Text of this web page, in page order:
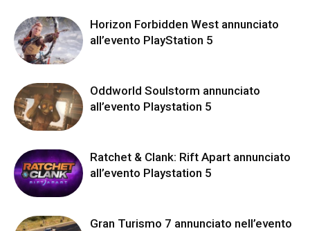
Horizon Forbidden West annunciato
all’evento PlayStation 5
Oddworld Soulstorm annunciato
all’evento Playstation 5
Ratchet & Clank: Rift Apart annunciato
all’evento Playstation 5
Gran Turismo 7 annunciato nell’evento